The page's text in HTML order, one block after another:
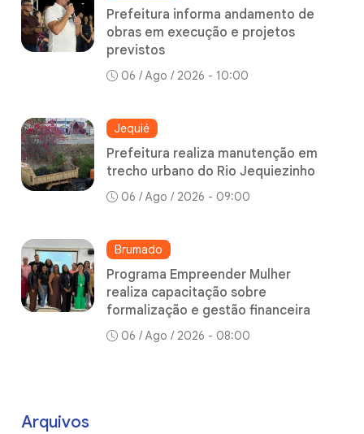
Prefeitura informa andamento de
obras em execução e projetos
previstos
06 / Ago / 2026 - 10:00
Jequié
Prefeitura realiza manutenção em
trecho urbano do Rio Jequiezinho
06 / Ago / 2026 - 09:00
Brumado
Programa Empreender Mulher
realiza capacitação sobre
formalização e gestão financeira
06 / Ago / 2026 - 08:00
Arquivos